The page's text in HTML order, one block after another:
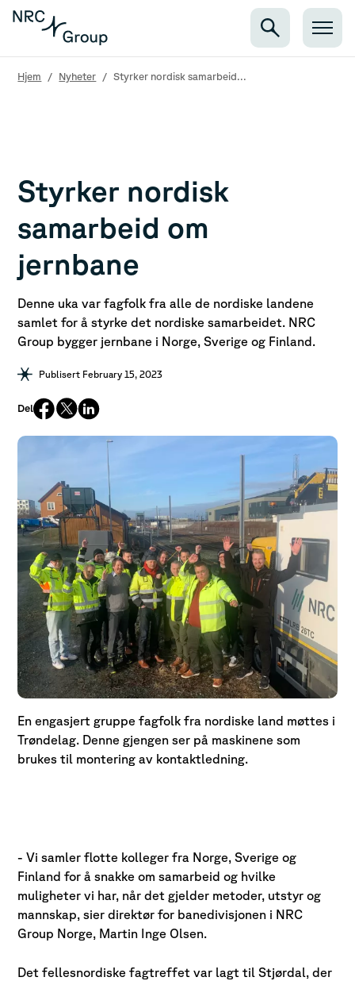
Hjem / Nyheter / Styrker nordisk samarbeid...
Styrker nordisk
samarbeid om
jernbane
Denne uka var fagfolk fra alle de nordiske landene
samlet for å styrke det nordiske samarbeidet. NRC
Group bygger jernbane i Norge, Sverige og Finland.
Publisert February 15, 2023
Del
En engasjert gruppe fagfolk fra nordiske land møttes i
Trøndelag. Denne gjengen ser på maskinene som
brukes til montering av kontaktledning.
- Vi samler flotte kolleger fra Norge, Sverige og
Finland for å snakke om samarbeid og hvilke
muligheter vi har, når det gjelder metoder, utstyr og
mannskap, sier direktør for banedivisjonen i NRC
Group Norge, Martin Inge Olsen.
Det fellesnordiske fagtreffet var lagt til Stjørdal, der